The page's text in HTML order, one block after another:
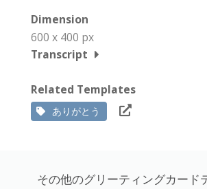
Dimension
600 x 400 px
Transcript
Related Templates
ありがとう
その他のグリーティングカード